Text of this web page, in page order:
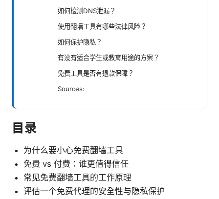
如何检测DNS泄漏？
使用翻墙工具有哪些法律风险？
如何保护隐私？
有没有适合学生或教育用途的方案？
免费工具是否有退款保障？
Sources:
目录
为什么要小心免费翻墙工具
免费 vs 付费：谁更值得信任
常见免费翻墙工具的工作原理
评估一个免费代理的安全性与隐私保护